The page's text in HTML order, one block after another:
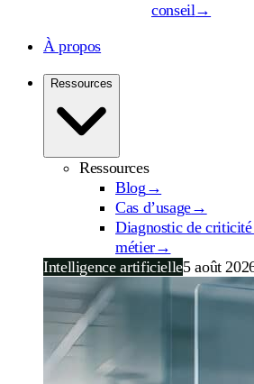
conseil→
À propos
Ressources
Ressources
Blog →
Cas d’usage→
Diagnostic de
métier→
Intelligence artificielle5 août